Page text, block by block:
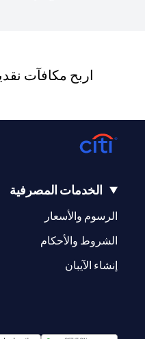
اربح مكافآت
الخدمات المصرفية
الرسوم والأسعار
الشروط والأحكام
إنشاء الآيبان